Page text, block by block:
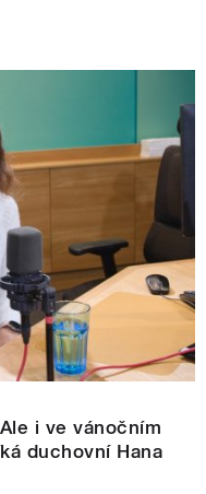
i ve vánočním
duchovní Hana